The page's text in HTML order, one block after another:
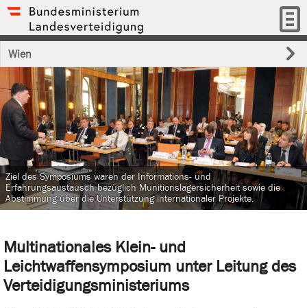
Wien
Multinationales Klein- und
Leichtwaffensymposium unter Leitung des
Verteidigungsministeriums
Ziel des Symposiums waren der Informations- und
Erfahrungsaustausch bezüglich Munitionslagersicherheit sowie die
Abstimmung über die Unterstützung internationaler Projekte.